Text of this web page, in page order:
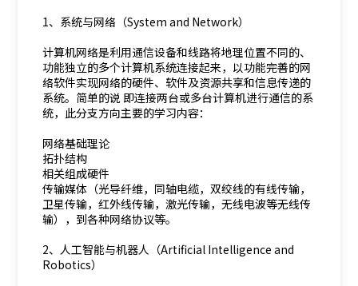
1、系统与网络（System and Network）
计算机网络是利用通信设备和线路将地理位置不同的、
功能独立的多个计算机系统连接起来，以功能完善的网
络软件实现网络的硬件、软件及资源共享和信息传递的
系统。简单的说 即连接两台或多台计算机进行通信的系
统，此分支方向主要的学习内容：
网络基础理论
拓扑结构
相关组成硬件
传输媒体（光导纤维，同轴电缆，双绞线的有线传输，
卫星传输，红外线传输，激光传输，无线电波等无线传
输），到各种网络协议等。
2、人工智能与机器人（Artificial Intelligence and
Robotics）